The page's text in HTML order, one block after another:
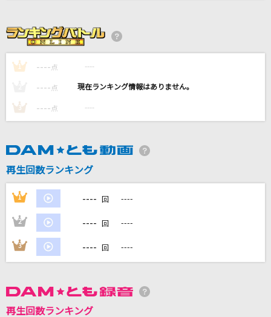
河村隆一
木星 feat. 稲葉浩志
[生音]エロティカ・セブン EROTICA SEVEN
B'z
カラオケ最新情報をチェック！
1 ---- 点 ----
---- 点 ----
3 ---- 点 ----
再生回数ランキング
1 ---- 回 ----
2 ---- 回 ----
3 ---- 回 ----
再生回数ランキング